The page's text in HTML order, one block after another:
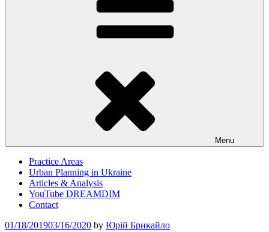
Menu
Practice Areas
Urban Planning in Ukraine
Articles & Analysis
YouTube DREAMDIM
Contact
Posted
01/18/201903/16/2020 by Юрій Брикайло